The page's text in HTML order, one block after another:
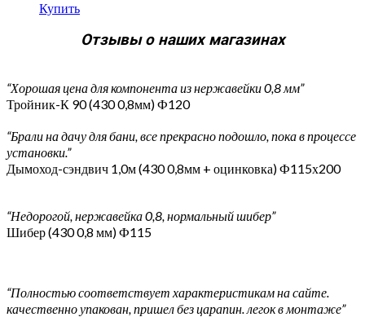
Купить
Отзывы о наших магазинах
“Хорошая цена для компонента из нержавейки 0,8 мм”
Тройник-К 90 (430 0,8мм) Ф120
“Брали на дачу для бани, все прекрасно подошло, пока в процессе
установки.”
Дымоход-сэндвич 1,0м (430 0,8мм + оцинковка) Ф115х200
“Недорогой, нержавейка 0,8, нормальный шибер”
Шибер (430 0,8 мм) Ф115
“Полностью соответствует характеристикам на сайте.
качественно упакован, пришел без царапин. легок в монтаже”